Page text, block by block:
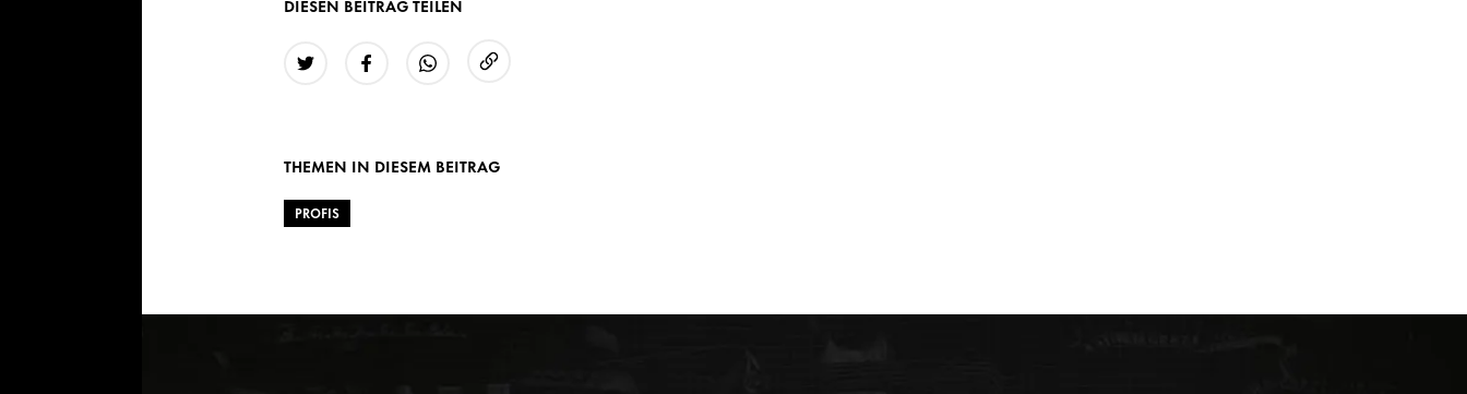
DIESEN BEITRAG TEILEN
THEMEN IN DIESEM BEITRAG
PROFIS